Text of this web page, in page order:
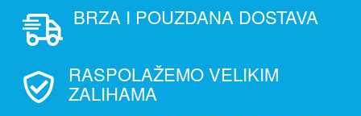
BRZA I POUZDANA DOSTAVA
RASPOLAŽEMO VELIKIM
ZALIHAMA